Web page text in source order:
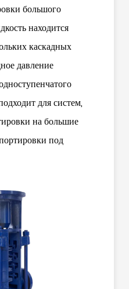
большого
находится
каскадных
давление
для систем,
на большие
под